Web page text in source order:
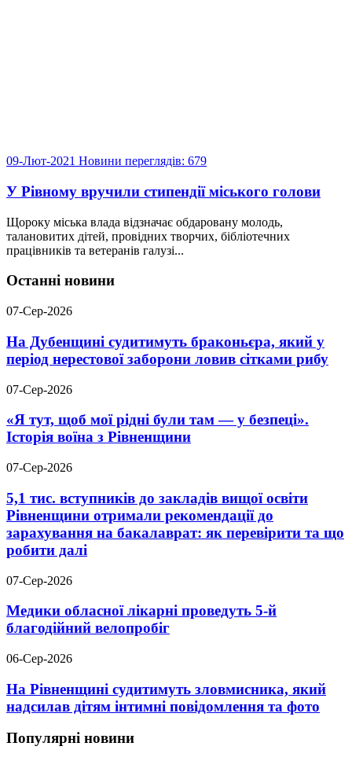
09-Лют-2021 Новини переглядів: 679
У Рівному вручили стипендії міського голови
Щороку міська влада відзначає обдаровану молодь,
талановитих дітей, провідних творчих, бібліотечних
працівників та ветеранів галузі...
Останні новини
07-Сер-2026
На Дубенщині судитимуть браконьєра, який у
період нерестової заборони ловив сітками рибу
07-Сер-2026
«Я тут, щоб мої рідні були там — у безпеці».
Історія воїна з Рівненщини
07-Сер-2026
5,1 тис. вступників до закладів вищої освіти
Рівненщини отримали рекомендації до
зарахування на бакалаврат: як перевірити та що
робити далі
07-Сер-2026
Медики обласної лікарні проведуть 5-й
благодійний велопробіг
06-Сер-2026
На Рівненщині судитимуть зловмисника, який
надсилав дітям інтимні повідомлення та фото
Популярні новини